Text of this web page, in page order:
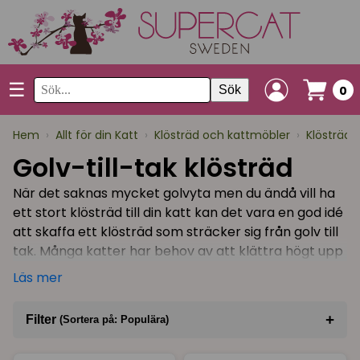
☰ Sök 0
Hem › Allt för din Katt › Klösträd och kattmöbler › Klösträd
Golv-till-tak klösträd
När det saknas mycket golvyta men du ändå vill ha
ett stort klösträd till din katt kan det vara en god idé
att skaffa ett klösträd som sträcker sig från golv till
tak. Många katter har behov av att klättra högt upp
för att sitta och spana, eller sova på hög höjd och
Varför golv-till-tak klösträd är bra för
Läs mer
Filter (Sortera på: Populära) +